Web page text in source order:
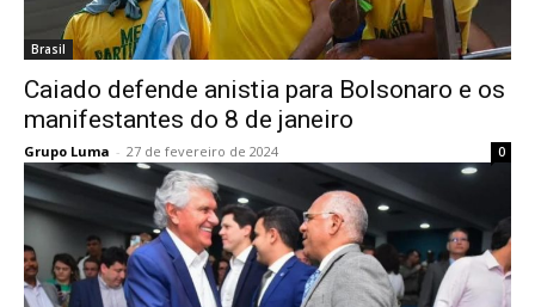
Brasil
Caiado defende anistia para Bolsonaro e os
manifestantes do 8 de janeiro
Grupo Luma - 27 de fevereiro de 2024 0